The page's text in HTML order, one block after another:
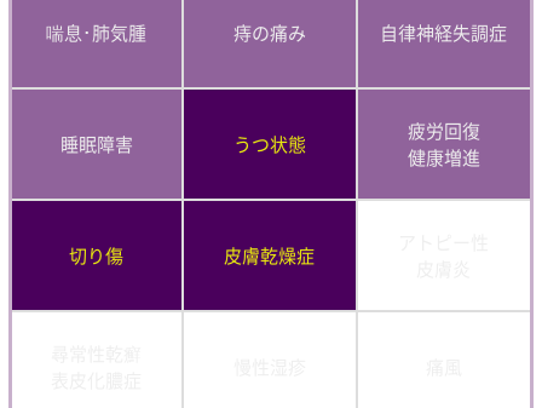
喘息･肺気腫 痔の痛み 自律神経失調症
睡眠障害 うつ状態
疲労回復
健康増進
切り傷 皮膚乾燥症